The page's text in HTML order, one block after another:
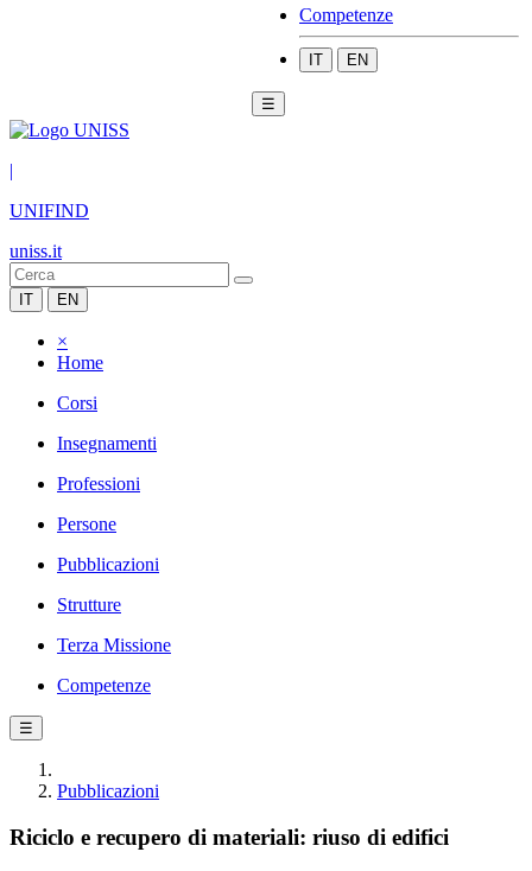
Competenze
IT EN
☰
|
UNIFIND
uniss.it
IT EN
×
Home
Corsi
Insegnamenti
Professioni
Persone
Pubblicazioni
Strutture
Terza Missione
Competenze
☰
Pubblicazioni
Riciclo e recupero di materiali: riuso di edifici